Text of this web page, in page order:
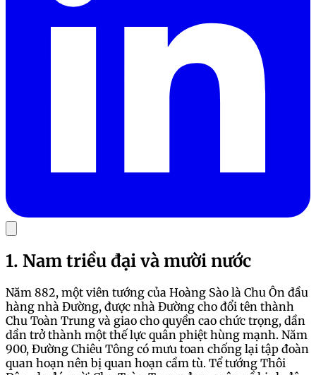
1. Nam triều đại và mười nước
Năm 882, một viên tướng của Hoàng Sào là Chu Ôn đầu
hàng nhà Đường, được nhà Đường cho đổi tên thành
Chu Toàn Trung và giao cho quyền cao chức trọng, dần
dần trở thành một thế lực quân phiệt hùng mạnh. Năm
900, Đường Chiêu Tông có mưu toan chống lại tập đoàn
quan hoạn nên bị quan hoạn cầm tù. Tể tướng Thôi